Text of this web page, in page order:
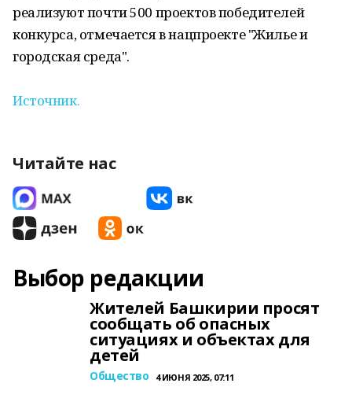
реализуют почти 500 проектов победителей
конкурса, отмечается в нацпроекте "Жилье и
городская среда".
Источник.
Читайте нас
Выбор редакции
Жителей Башкирии просят
сообщать об опасных
ситуациях и объектах для
детей
Общество 4 ИЮНЯ 2025, 07:11